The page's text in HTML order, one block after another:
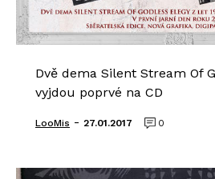
Dvě dema Silent Stream Of
vyjdou poprvé na CD
LooMis - 27.01.2017 0